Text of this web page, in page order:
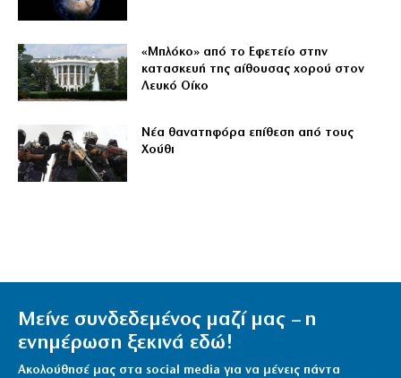
«Μπλόκο» από το Εφετείο στην
κατασκευή της αίθουσας χορού στον
Λευκό Οίκο
Νέα θανατηφόρα επίθεση από τους
Χούθι
Μείνε συνδεδεμένος μαζί μας – η
ενημέρωση ξεκινά εδώ!
Ακολούθησέ μας στα social media για να μένεις πάντα